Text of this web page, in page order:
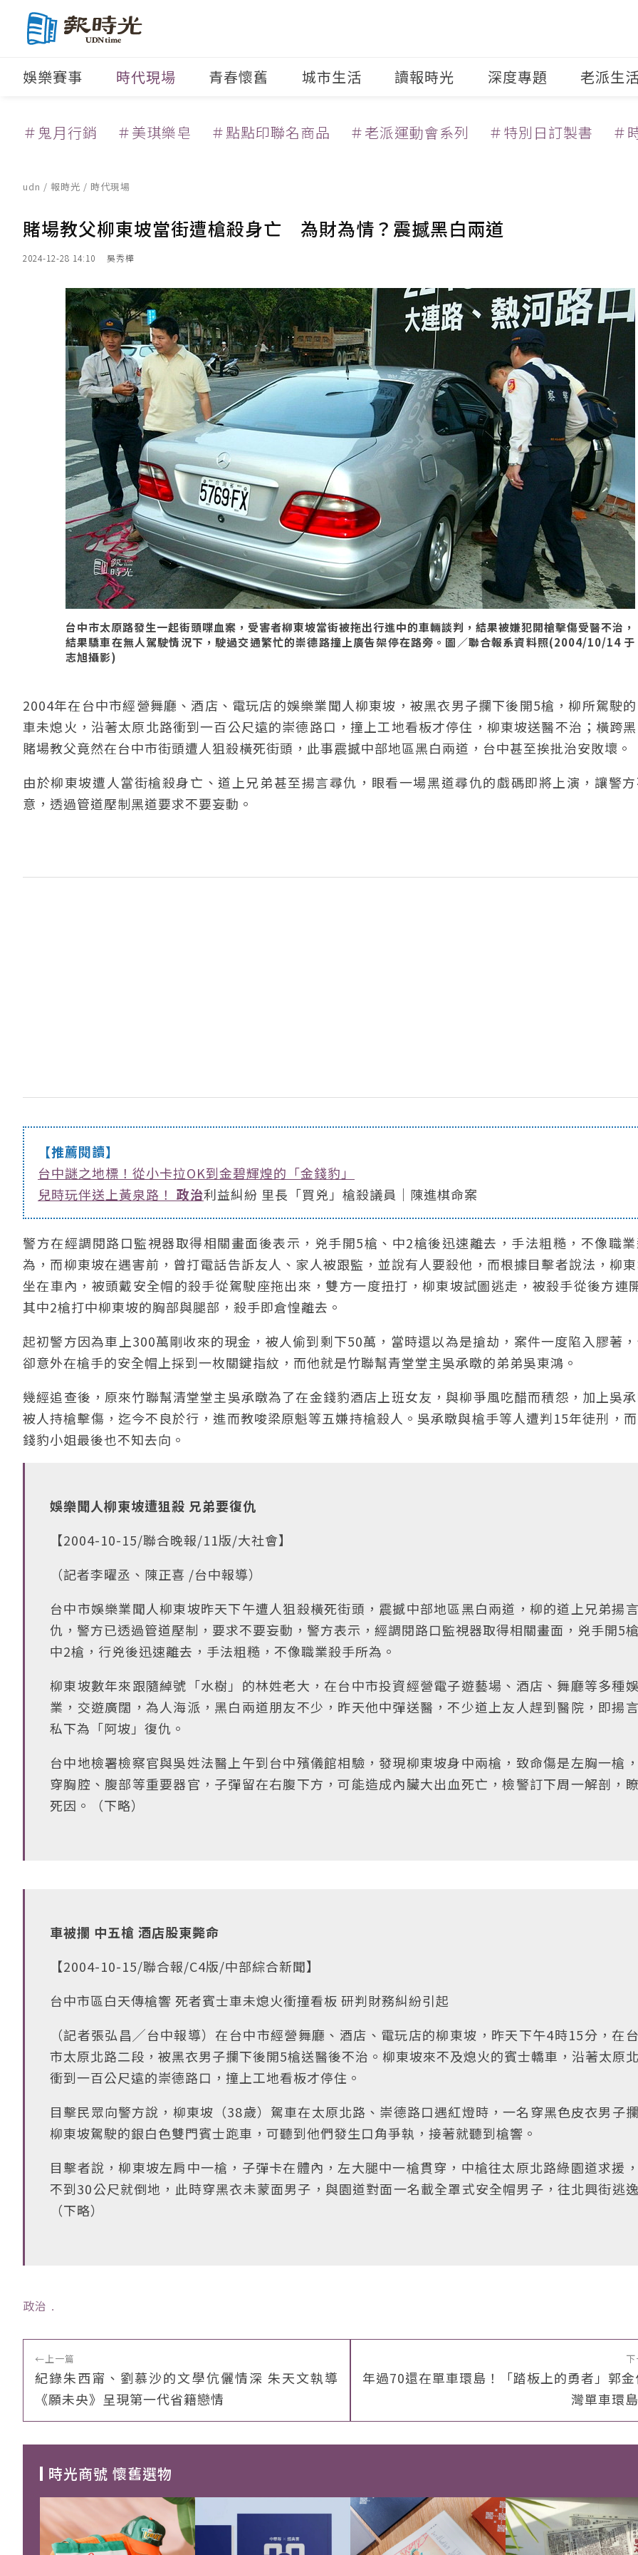
娛樂賽事 時代現場 青春懷舊 城市生活 讀報時光 深度專題 老派生
＃鬼月行銷 ＃美琪樂皂 ＃點點印聯名商品 ＃老派運動會系列 ＃特別日訂製書 ＃
udn / 報時光 / 時代現場
賭場教父柳東坡當街遭槍殺身亡 為財為情？震撼黑白兩道
2024-12-28 14:10 吳秀樺
台中市太原路發生一起街頭喋血案，受害者柳東坡當街被拖出行進中的車輛談判，結果被嫌犯開槍擊傷受醫不治，
結果驕車在無人駕駛情況下，駛過交通繁忙的崇德路撞上廣告架停在路旁。圖／聯合報系資料照(2004/10/14 于
志旭攝影)
2004年在台中市經營舞廳、酒店、電玩店的娛樂業聞人柳東坡，被黑衣男子攔下後開5槍，柳所駕駛
車未熄火，沿著太原北路衝到一百公尺遠的崇德路口，撞上工地看板才停住，柳東坡送醫不治；橫跨
賭場教父竟然在台中市街頭遭人狙殺橫死街頭，此事震撼中部地區黑白兩道，台中甚至挨批治安敗壞。
由於柳東坡遭人當街槍殺身亡、道上兄弟甚至揚言尋仇，眼看一場黑道尋仇的戲碼即將上演，讓警
意，透過管道壓制黑道要求不要妄動。
【推薦閱讀】
台中謎之地標！從小卡拉OK到金碧輝煌的「金錢豹」
兒時玩伴送上黃泉路！ 政治利益糾紛 里長「買兇」槍殺議員｜陳進棋命案
警方在經調閱路口監視器取得相關畫面後表示，兇手開5槍、中2槍後迅速離去，手法粗糙，不像職
為，而柳東坡在遇害前，曾打電話告訴友人、家人被跟監，並說有人要殺他，而根據目擊者說法，柳
坐在車內，被頭戴安全帽的殺手從駕駛座拖出來，雙方一度扭打，柳東坡試圖逃走，被殺手從後方連
其中2槍打中柳東坡的胸部與腿部，殺手即倉惶離去。
起初警方因為車上300萬剛收來的現金，被人偷到剩下50萬，當時還以為是搶劫，案件一度陷入膠著
卻意外在槍手的安全帽上採到一枚關鍵指紋，而他就是竹聯幫青堂堂主吳承暾的弟弟吳東鴻。
幾經追查後，原來竹聯幫清堂堂主吳承暾為了在金錢豹酒店上班女友，與柳爭風吃醋而積怨，加上吳
被人持槍擊傷，迄今不良於行，進而教唆梁原魁等五嫌持槍殺人。吳承暾與槍手等人遭判15年徒刑，
錢豹小姐最後也不知去向。
娛樂聞人柳東坡遭狙殺 兄弟要復仇
【2004-10-15/聯合晚報/11版/大社會】
（記者李曜丞、陳正喜 /台中報導）
台中市娛樂業聞人柳東坡昨天下午遭人狙殺橫死街頭，震撼中部地區黑白兩道，柳的道上兄弟揚
仇，警方已透過管道壓制，要求不要妄動，警方表示，經調閱路口監視器取得相關畫面，兇手開5槍
中2槍，行兇後迅速離去，手法粗糙，不像職業殺手所為。
柳東坡數年來跟隨綽號「水樹」的林姓老大，在台中市投資經營電子遊藝場、酒店、舞廳等多種
業，交遊廣闊，為人海派，黑白兩道朋友不少，昨天他中彈送醫，不少道上友人趕到醫院，即揚
私下為「阿坡」復仇。
台中地檢署檢察官與吳姓法醫上午到台中殯儀館相驗，發現柳東坡身中兩槍，致命傷是左胸一槍
穿胸腔、腹部等重要器官，子彈留在右腹下方，可能造成內臟大出血死亡，檢警訂下周一解剖，
死因。（下略）
車被攔 中五槍 酒店股東斃命
【2004-10-15/聯合報/C4版/中部綜合新聞】
台中市區白天傳槍響 死者賓士車未熄火衝撞看板 研判財務糾紛引起
（記者張弘昌╱台中報導）在台中市經營舞廳、酒店、電玩店的柳東坡，昨天下午4時15分，在
市太原北路二段，被黑衣男子攔下後開5槍送醫後不治。柳東坡來不及熄火的賓士轎車，沿著太原
衝到一百公尺遠的崇德路口，撞上工地看板才停住。
目擊民眾向警方說，柳東坡（38歲）駕車在太原北路、崇德路口遇紅燈時，一名穿黑色皮衣男子
柳東坡駕駛的銀白色雙門賓士跑車，可聽到他們發生口角爭執，接著就聽到槍響。
目擊者說，柳東坡左肩中一槍，子彈卡在體內，左大腿中一槍貫穿，中槍往太原北路綠園道求援
不到30公尺就倒地，此時穿黑衣未蒙面男子，與園道對面一名載全罩式安全帽男子，往北興街逃逸
（下略）
政治 ﹒
←上一篇
紀錄朱西甯、劉慕沙的文學伉儷情深 朱天文執導
《願未央》呈現第一代省籍戀情
年過70還在單車環島！「踏板上的勇者」郭金
灣單車環
時光商號 懷舊選物